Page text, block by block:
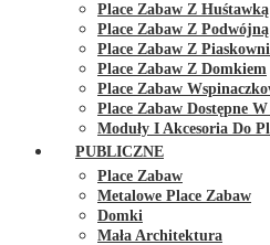
Place Zabaw Z Huśtawką
Place Zabaw Z
Place Zabaw Z
Place Zabaw Z Domkiem
Place Zabaw
Place Zabaw Dostępne
Moduły I Akcesoria Do
PUBLICZNE
Place Zabaw
Metalowe Place Zabaw
Domki
Mała Architektura